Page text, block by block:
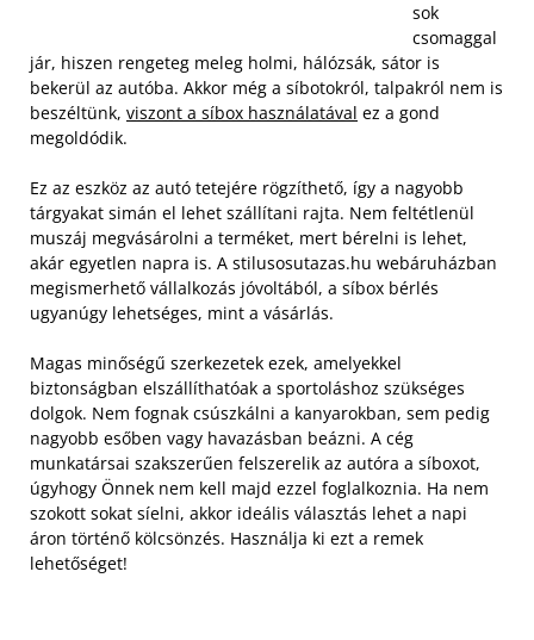
sok
csomaggal
jár, hiszen rengeteg meleg holmi, hálózsák, sátor is
bekerül az autóba. Akkor még a síbotokról, talpakról nem is
beszéltünk, viszont a síbox használatával ez a gond
megoldódik.
Ez az eszköz az autó tetejére rögzíthető, így a nagyobb
tárgyakat simán el lehet szállítani rajta. Nem feltétlenül
muszáj megvásárolni a terméket, mert bérelni is lehet,
akár egyetlen napra is. A stilusosutazas.hu webáruházban
megismerhető vállalkozás jóvoltából, a síbox bérlés
ugyanúgy lehetséges, mint a vásárlás.
Magas minőségű szerkezetek ezek, amelyekkel
biztonságban elszállíthatóak a sportoláshoz szükséges
dolgok. Nem fognak csúszkálni a kanyarokban, sem pedig
nagyobb esőben vagy havazásban beázni. A cég
munkatársai szakszerűen felszerelik az autóra a síboxot,
úgyhogy Önnek nem kell majd ezzel foglalkoznia. Ha nem
szokott sokat síelni, akkor ideális választás lehet a napi
áron történő kölcsönzés. Használja ki ezt a remek
lehetőséget!